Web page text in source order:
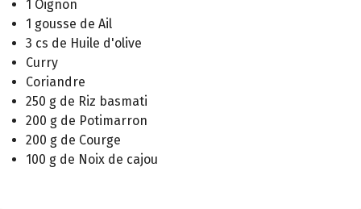
1 Oignon
1 gousse de Ail
3 cs de Huile d'olive
Curry
Coriandre
250 g de Riz basmati
200 g de Potimarron
200 g de Courge
100 g de Noix de cajou